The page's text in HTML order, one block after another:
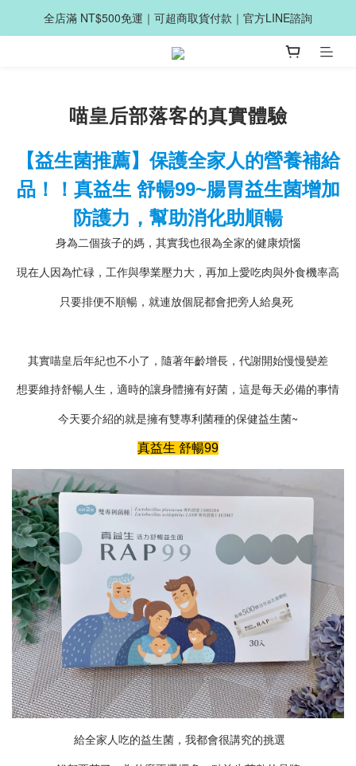
全店滿 NT$500免運｜可超商取貨付款｜官方LINE諮詢
喵皇后部落客的真實體驗
【益生菌推薦】保護全家人的營養補給
品！！真益生 舒暢99~腸胃益生菌增加
防護力，幫助消化助順暢
身為二個孩子的媽，其實我也很為全家的健康煩惱
現在人因為忙碌，工作與學業壓力大，再加上愛吃肉與外食機率高
只要排便不順暢，就連放個屁都會把旁人給臭死
其實喵皇后年紀也不小了，隨著年齡增長，代謝開始慢慢變差
想要維持舒暢人生，適時的讓身體擁有好菌，這是每天必備的事情
今天要介紹的就是擁有雙專利菌種的保健益生菌~
真益生 舒暢99
給全家人吃的益生菌，我都會很講究的挑選